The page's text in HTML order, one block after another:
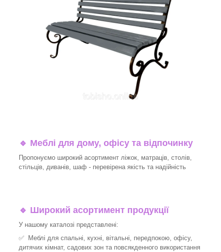
🔹 Меблі для дому, офісу та відпочинку
Пропонуємо широкий асортимент ліжок, матраців, столів,
стільців, диванів, шаф - перевірена якість та надійність
🔹 Широкий асортимент продукції
У нашому каталозі представлені:
✅ Меблі для спальні, кухні, вітальні, передпокою, офісу,
дитячих кімнат, садових зон та повсякденного використання